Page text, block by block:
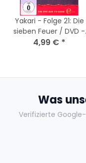
Yakari - Folge 21: Die
sieben Feuer / DVD -
Akzeptabel mit Kratzer
4,99 € *
Was
Verifizierte